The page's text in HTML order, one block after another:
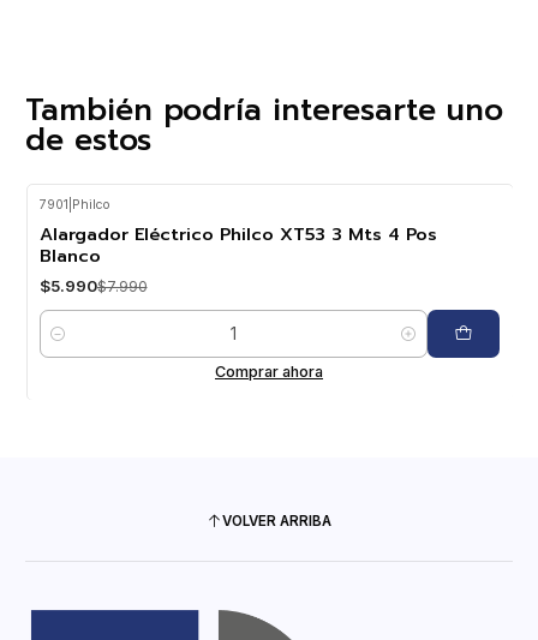
También podría interesarte uno
de estos
7901 Philco
Alargador Eléctrico Philco XT53 3 Mts 4 Pos
Blanco
$5.990$7.990
Cantidad
Comprar ahora
VOLVER ARRIBA